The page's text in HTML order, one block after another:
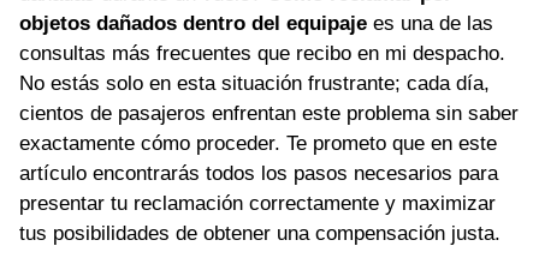
objetos dañados dentro del equipaje es una de las
consultas más frecuentes que recibo en mi despacho.
No estás solo en esta situación frustrante; cada día,
cientos de pasajeros enfrentan este problema sin saber
exactamente cómo proceder. Te prometo que en este
artículo encontrarás todos los pasos necesarios para
presentar tu reclamación correctamente y maximizar
tus posibilidades de obtener una compensación justa.